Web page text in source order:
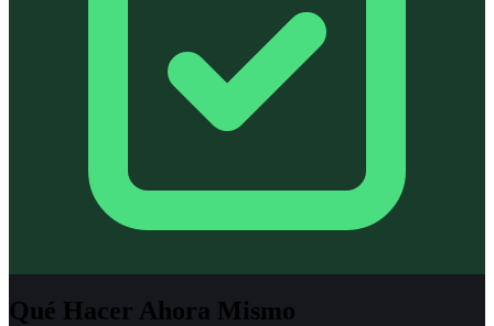
Qué Hacer Ahora Mismo